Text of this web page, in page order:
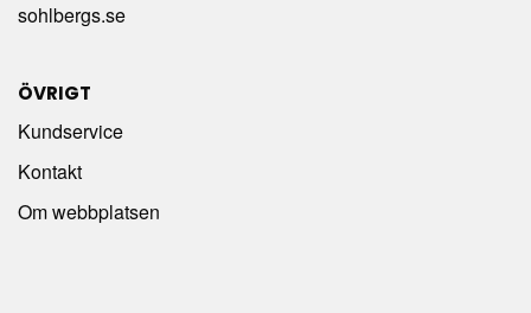
sohlbergs.se
ÖVRIGT
Kundservice
Kontakt
Om webbplatsen